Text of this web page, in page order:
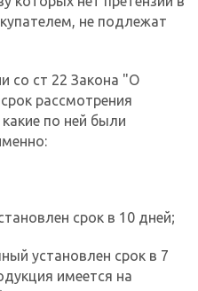
не подлежат
со ст 22 Закона "О
рассмотрения
по ней были
срок в 10 дней;
установлен срок в 7
имеется на